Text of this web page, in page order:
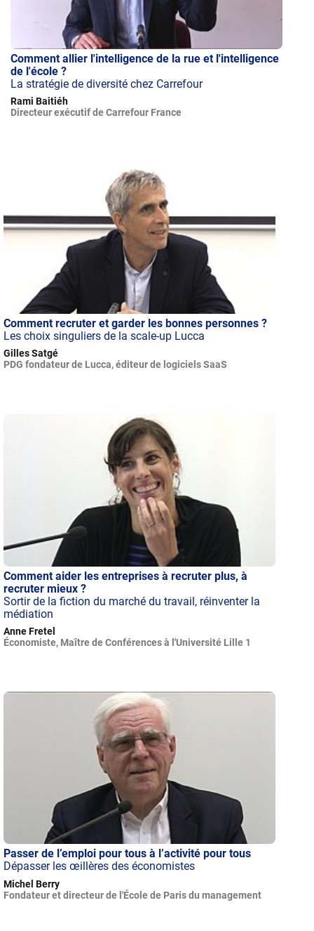
Comment allier l'intelligence de la rue et l'intelligence
de l'école ?
La stratégie de diversité chez Carrefour
Rami Baitiéh
Directeur exécutif de Carrefour France
Comment recruter et garder les bonnes personnes ?
Les choix singuliers de la scale-up Lucca
Gilles Satgé
PDG fondateur de Lucca, éditeur de logiciels SaaS
Comment aider les entreprises à recruter plus, à
recruter mieux ?
Sortir de la fiction du marché du travail, réinventer la
médiation
Anne Fretel
Économiste, Maître de Conférences à l'Université Lille 1
Passer de l’emploi pour tous à l’activité pour tous
Dépasser les œillères des économistes
Michel Berry
Fondateur et directeur de l'École de Paris du management